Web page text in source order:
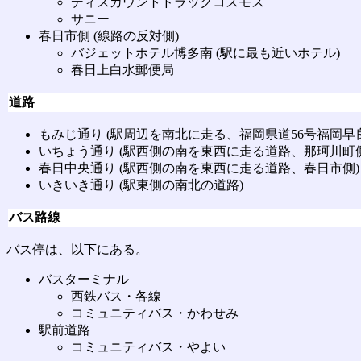
サニー
春日市側 (線路の反対側)
バジェットホテル博多南 (駅に最も近いホテル)
春日上白水郵便局
道路
もみじ通り (駅周辺を南北に走る、福岡県道56号福岡早
いちょう通り (駅西側の南を東西に走る道路、那珂川町
春日中央通り (駅西側の南を東西に走る道路、春日市側)
いきいき通り (駅東側の南北の道路)
バス路線
バス停は、以下にある。
バスターミナル
西鉄バス・各線
コミュニティバス・かわせみ
駅前道路
コミュニティバス・やよい